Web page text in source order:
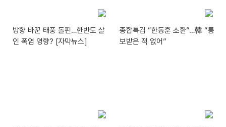
방향 바꾼 태풍 돌핀…한반도 살
인 폭염 영향? [자막뉴스]
종합특검 “한동훈 소환”…韓 “통
보받은 적 없어”